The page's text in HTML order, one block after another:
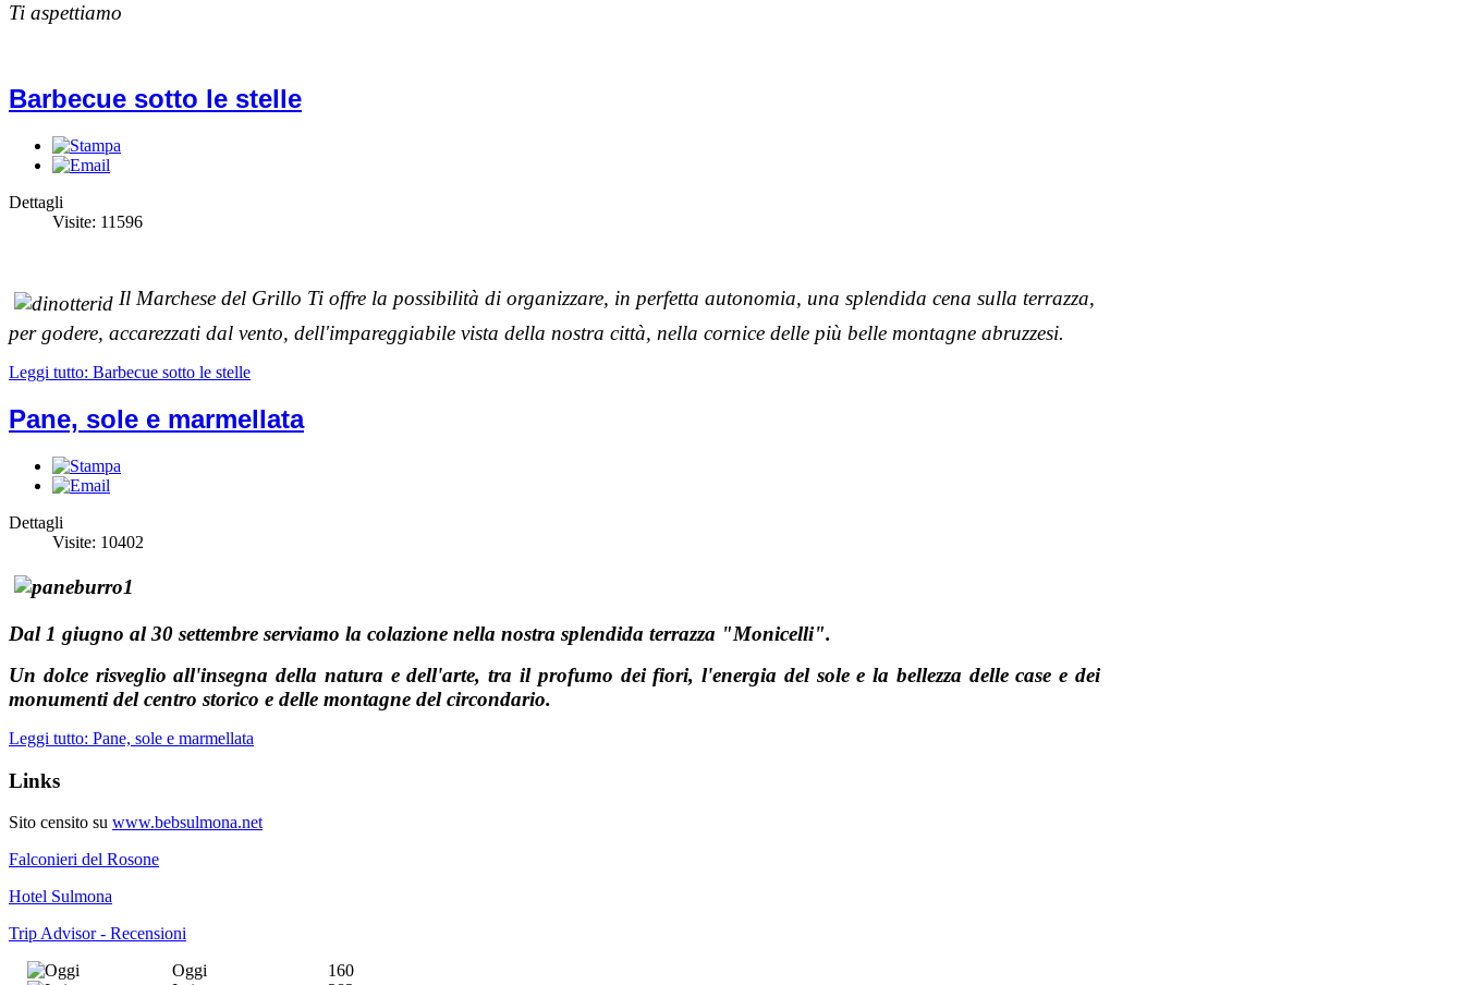
Ti aspettiamo
Barbecue sotto le stelle
Dettagli
Visite: 11596
Il Marchese del Grillo Ti offre la possibilità di organizzare, in perfetta autonomia, una splendida cena sulla terrazza,
per godere, accarezzati dal vento, dell'impareggiabile vista della nostra città, nella cornice delle più belle montagne abruzzesi.
Leggi tutto: Barbecue sotto le stelle
Pane, sole e marmellata
Dettagli
Visite: 10402
Dal 1 giugno al 30 settembre serviamo la colazione nella nostra splendida terrazza "Monicelli".
Un dolce risveglio all'insegna della natura e dell'arte, tra il profumo dei fiori, l'energia del sole e la bellezza delle case e dei
monumenti del centro storico e delle montagne del circondario.
Leggi tutto: Pane, sole e marmellata
Links
Sito censito su www.bebsulmona.net
Falconieri del Rosone
Hotel Sulmona
Trip Advisor - Recensioni
Oggi
160